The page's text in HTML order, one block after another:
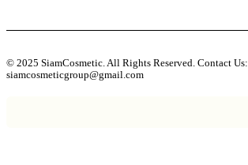
© 2025 SiamCosmetic. All Rights Reserved. Contact Us:
siamcosmeticgroup@gmail.com